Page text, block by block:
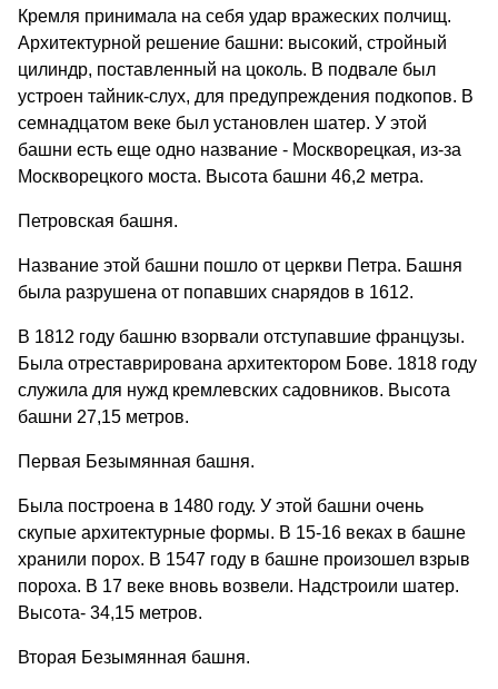
Кремля принимала на себя удар вражеских полчищ.
Архитектурной решение башни: высокий, стройный
цилиндр, поставленный на цоколь. В подвале был
устроен тайник-слух, для предупреждения подкопов. В
семнадцатом веке был установлен шатер. У этой
башни есть еще одно название - Москворецкая, из-за
Москворецкого моста. Высота башни 46,2 метра.
Петровская башня.
Название этой башни пошло от церкви Петра. Башня
была разрушена от попавших снарядов в 1612.
В 1812 году башню взорвали отступавшие французы.
Была отреставрирована архитектором Бове. 1818 году
служила для нужд кремлевских садовников. Высота
башни 27,15 метров.
Первая Безымянная башня.
Была построена в 1480 году. У этой башни очень
скупые архитектурные формы. В 15-16 веках в башне
хранили порох. В 1547 году в башне произошел взрыв
пороха. В 17 веке вновь возвели. Надстроили шатер.
Высота- 34,15 метров.
Вторая Безымянная башня.